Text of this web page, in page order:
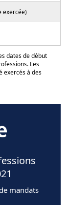
exercée)
dates de début
Les
exercés à des
mandats